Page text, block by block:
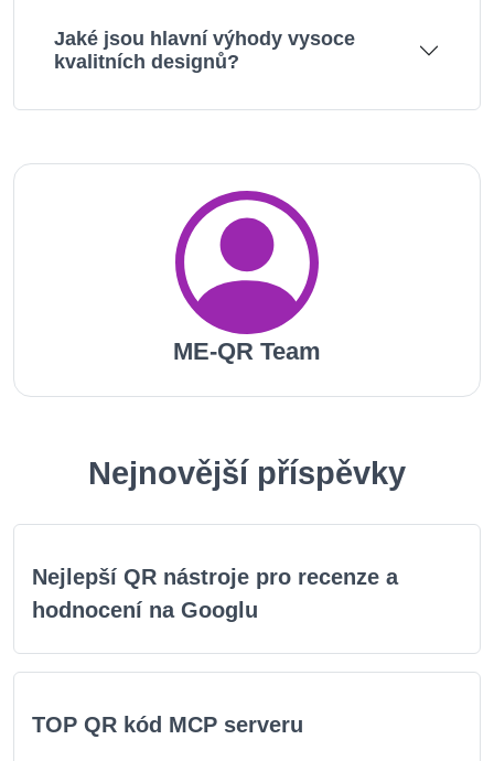
Jaké jsou hlavní výhody vysoce
kvalitních designů?
ME-QR Team
Nejnovější příspěvky
Nejlepší QR nástroje pro recenze a
hodnocení na Googlu
TOP QR kód MCP serveru